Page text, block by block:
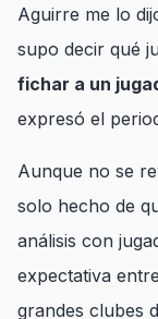
Aguirre me lo
supo decir qué
fichar a un
expresó el
Aunque no se
solo hecho de
análisis con
expectativa
grandes clubes